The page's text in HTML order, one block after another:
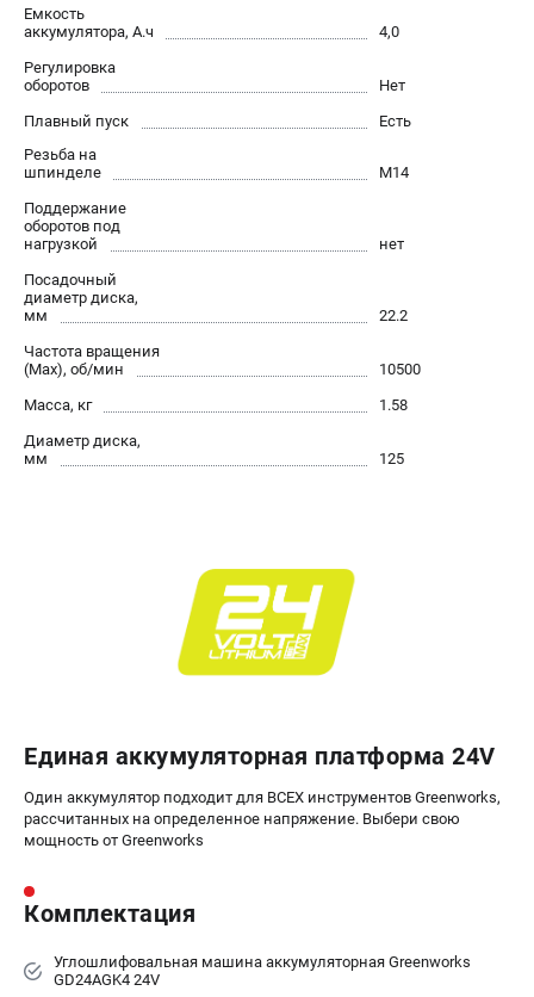
Контакты
Способы оплаты
Пользовательское соглашение
САДОВАЯ ТЕХНИКА
Воздуходувки
Газонокосилки
Культиваторы
Мойки АВД
Газонокосилки-роботы
Пылесосы аккумуляторные
Реноваторы
Фонари
Шлифмашины орбитальные
Шуруповерты
АКСЕССУАРЫ
Емкость
аккумулятора, А.ч
4,0
Регулировка
оборотов
Нет
Плавный пуск
Есть
Резьба на
шпинделе
М14
Поддержание
оборотов под
нагрузкой
нет
Посадочный
диаметр диска,
мм
22.2
Частота вращения
(Max), об/мин
10500
Масса, кг
1.58
Диаметр диска,
мм
125
Единая аккумуляторная платформа 24V
Один аккумулятор подходит для ВСЕХ инструментов Greenworks,
рассчитанных на определенное напряжение. Выбери свою
мощность от Greenworks
Комплектация
Углошлифовальная машина аккумуляторная Greenworks
GD24AGK4 24V